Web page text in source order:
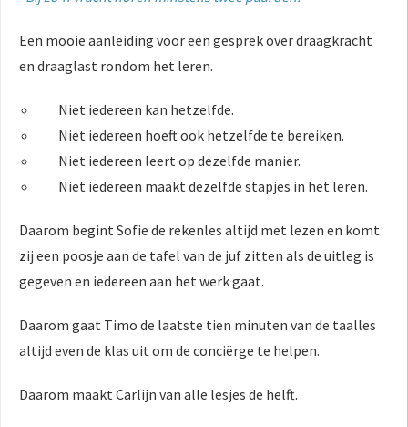
Een mooie aanleiding voor een gesprek over draagkracht
en draaglast rondom het leren.
Niet iedereen kan hetzelfde.
Niet iedereen hoeft ook hetzelfde te bereiken.
Niet iedereen leert op dezelfde manier.
Niet iedereen maakt dezelfde stapjes in het leren.
Daarom begint Sofie de rekenles altijd met lezen en komt
zij een poosje aan de tafel van de juf zitten als de uitleg is
gegeven en iedereen aan het werk gaat.
Daarom gaat Timo de laatste tien minuten van de taalles
altijd even de klas uit om de conciërge te helpen.
Daarom maakt Carlijn van alle lesjes de helft.